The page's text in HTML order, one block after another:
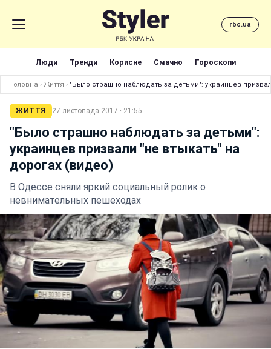
rbc.ua
Люди Тренди Корисне Смачно Гороскопи
Головна › Життя › "Было страшно наблюдать за детьми": украинцев
ЖИТТЯ 27 листопада 2017 · 21:55
"Было страшно наблюдать за детьми":
украинцев призвали "не втыкать" на
дорогах (видео)
В Одессе сняли яркий социальный ролик о
невнимательных пешеходах